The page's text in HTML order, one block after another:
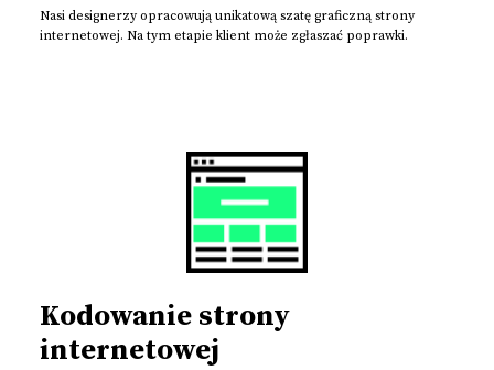
Nasi designerzy opracowują unikatową szatę graficzną strony
internetowej. Na tym etapie klient może zgłaszać poprawki.
Kodowanie strony
internetowej